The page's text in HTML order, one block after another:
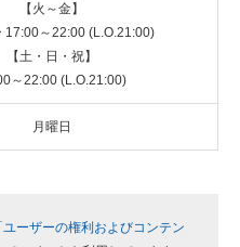
【火～金】
17:00～22:00 (L.O.21:00)
【土・日・祝】
～22:00 (L.O.21:00)
月曜日
ユーザーの権利およびコンテン